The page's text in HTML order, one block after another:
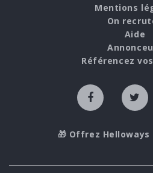
Mentions
On
Aide
Référencez
🎁 Offrez Helloways